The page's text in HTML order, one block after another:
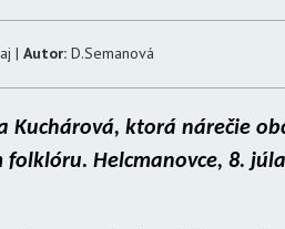
| Autor: D.Semanová
Kuchárová, ktorá nárečie
Helcmanovce, 8. júla